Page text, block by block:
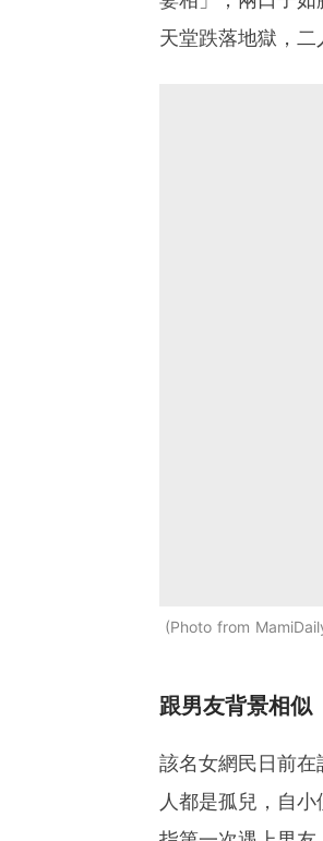
天堂跌落地獄，二
Photo from
跟男友背景相似
該名女網民日前
人都是孤兒，自